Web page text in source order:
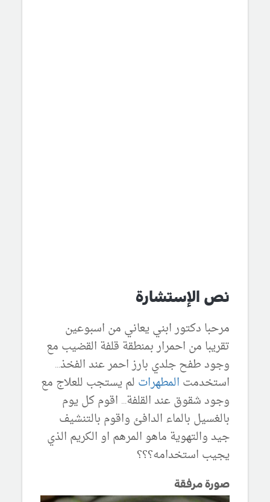
نص الإستشارة
مرحبا دكتور ابني يعاني من اسبوعين
تقريبا من احمرار بمنطقة قلفة القضيب مع
وجود طفح جلدي بارز احمر عند الفخذ...
استخدمت المطهرات لم يستجب للعلاج مع
وجود شقوق عند القلفة... اقوم كل يوم
بالغسيل بالماء الدافئ واقوم بالتنشيف
جيد والتهوية ماهو المرهم او الكريم الذي
يجيب استخدامه؟؟؟
صورة مرفقة